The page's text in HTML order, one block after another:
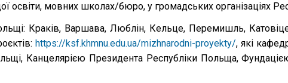
освіти, мовних школах/бюро, у громадських організаціях
Краків, Варшава, Люблін, Кельце, Перемишль,
https://ksf.khmnu.edu.ua/mizhnarodni-proyekty/, які
Канцелярією Президента Республіки Польща,